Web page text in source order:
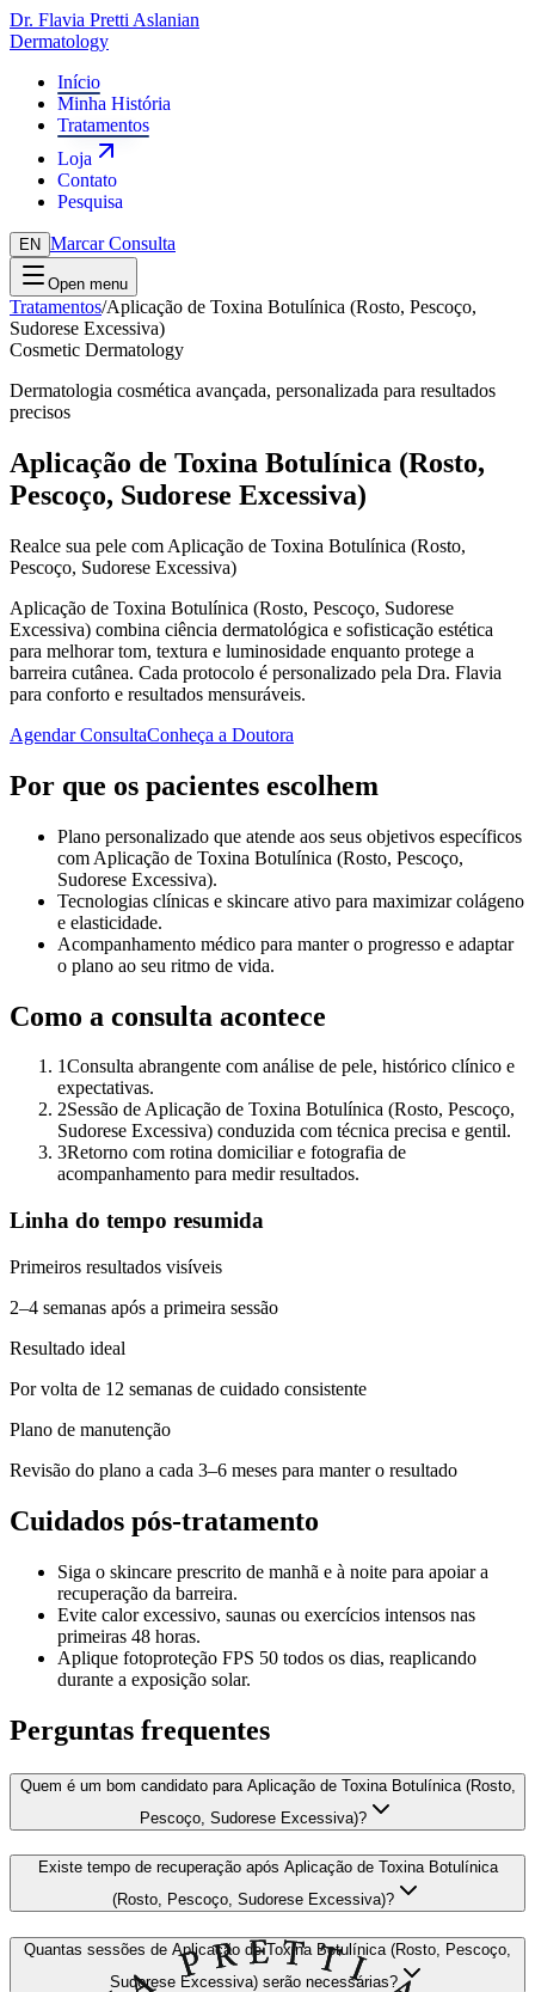
Dr. Flavia Pretti Aslanian
Dermatology
Início
Minha História
Tratamentos
Loja
Contato
Pesquisa
EN Marcar Consulta
Open menu
Tratamentos/Aplicação de Toxina Botulínica (Rosto, Pescoço,
Sudorese Excessiva)
Cosmetic Dermatology
Dermatologia cosmética avançada, personalizada para resultados
precisos
Aplicação de Toxina Botulínica (Rosto,
Pescoço, Sudorese Excessiva)
Realce sua pele com Aplicação de Toxina Botulínica (Rosto,
Pescoço, Sudorese Excessiva)
Aplicação de Toxina Botulínica (Rosto, Pescoço, Sudorese
Excessiva) combina ciência dermatológica e sofisticação estética
para melhorar tom, textura e luminosidade enquanto protege a
barreira cutânea. Cada protocolo é personalizado pela Dra. Flavia
para conforto e resultados mensuráveis.
Agendar ConsultaConheça a Doutora
Por que os pacientes escolhem
Plano personalizado que atende aos seus objetivos específicos
com Aplicação de Toxina Botulínica (Rosto, Pescoço,
Sudorese Excessiva).
Tecnologias clínicas e skincare ativo para maximizar colágeno
e elasticidade.
Acompanhamento médico para manter o progresso e adaptar
o plano ao seu ritmo de vida.
Como a consulta acontece
1Consulta abrangente com análise de pele, histórico clínico e
expectativas.
2Sessão de Aplicação de Toxina Botulínica (Rosto, Pescoço,
Sudorese Excessiva) conduzida com técnica precisa e gentil.
3Retorno com rotina domiciliar e fotografia de
acompanhamento para medir resultados.
Linha do tempo resumida
Primeiros resultados visíveis
2–4 semanas após a primeira sessão
Resultado ideal
Por volta de 12 semanas de cuidado consistente
Plano de manutenção
Revisão do plano a cada 3–6 meses para manter o resultado
Cuidados pós-tratamento
Siga o skincare prescrito de manhã e à noite para apoiar a
recuperação da barreira.
Evite calor excessivo, saunas ou exercícios intensos nas
primeiras 48 horas.
Aplique fotoproteção FPS 50 todos os dias, reaplicando
durante a exposição solar.
Perguntas frequentes
Quem é um bom candidato para Aplicação de Toxina Botulínica (Rosto,
Pescoço, Sudorese Excessiva)?
Existe tempo de recuperação após Aplicação de Toxina Botulínica
(Rosto, Pescoço, Sudorese Excessiva)?
Quantas sessões de Aplicação de Toxina Botulínica (Rosto, Pescoço,
Sudorese Excessiva) serão necessárias?